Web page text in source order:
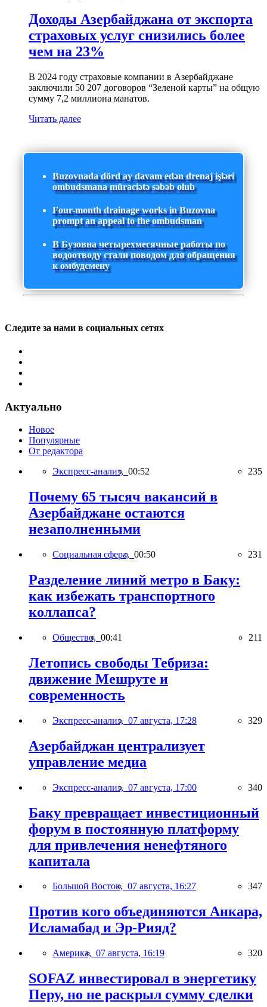
Доходы Азербайджана от экспорта
страховых услуг снизились более
чем на 23%
В 2024 году страховые компании в Азербайджане
заключили 50 207 договоров “Зеленой карты” на общую
сумму 7,2 миллиона манатов.
Читать далее
Buzovnada dörd ay davam edən drenaj işləri
ombudsmana müraciətə səbəb olub
Four-month drainage works in Buzovna
prompt an appeal to the ombudsman
В Бузовна четырехмесячные работы по
водоотводу стали поводом для обращения
к омбудсмену
Следите за нами в социальных сетях
Актуально
Новое
Популярные
От редактора
Экспресс-анализ, 00:52 235
Почему 65 тысяч вакансий в
Азербайджане остаются
незаполненными
Социальная сфера, 00:50 231
Разделение линий метро в Баку:
как избежать транспортного
коллапса?
Общество, 00:41 211
Летопись свободы Тебриза:
движение Мешруте и
современность
Экспресс-анализ, 07 августа, 17:28 329
Азербайджан централизует
управление медиа
Экспресс-анализ, 07 августа, 17:00 340
Баку превращает инвестиционный
форум в постоянную платформу
для привлечения ненефтяного
капитала
Большой Восток, 07 августа, 16:27 347
Против кого объединяются Анкара,
Исламабад и Эр-Рияд?
Америка, 07 августа, 16:19 320
SOFAZ инвестировал в энергетику
Перу, но не раскрыл сумму сделки